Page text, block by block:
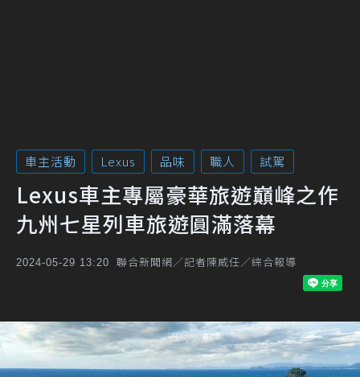
車主活動 Lexus 品味 職人 試駕
Lexus車主專屬豪華旅遊巔峰之作
九州七星列車旅遊圓滿落幕
2024-05-29 13:20 聯合新聞網／記者陳威任／綜合報導